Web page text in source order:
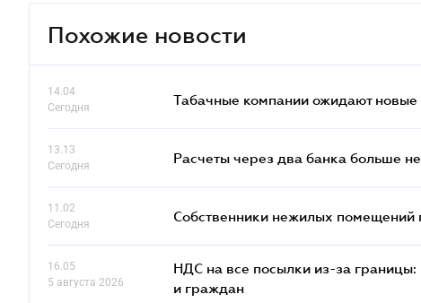
Похожие новости
14.04
Сегодня
Табачные компании ожидают
13.13
Сегодня
Расчеты через два банка больше
11.02
Сегодня
Собственники нежилых помещений
16.05
5 августа 2026
НДС на все посылки из-за
и граждан